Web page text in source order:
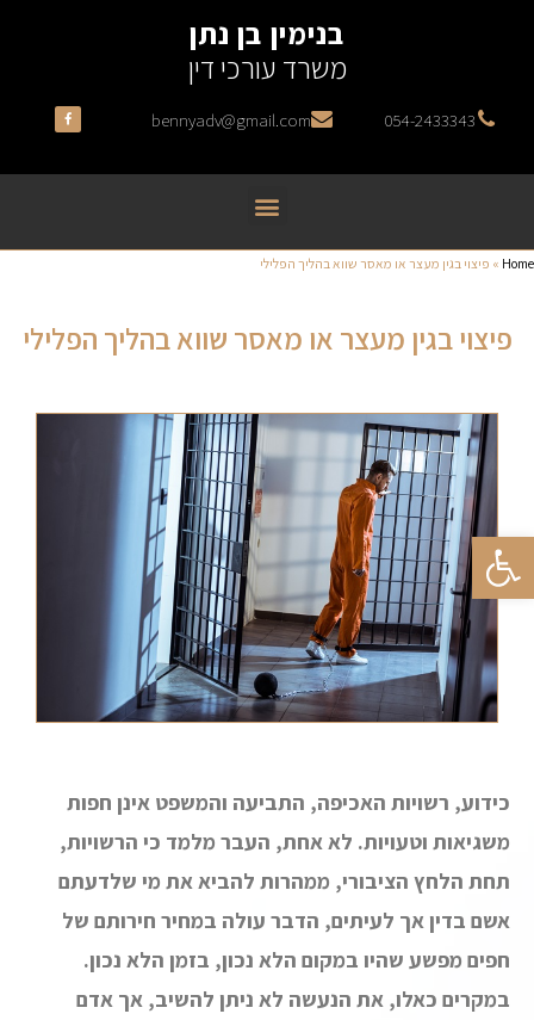
פתח סרגל נגישות
בנימין בן נתן
משרד עורכי דין
054-2433343
bennyadv@gmail.com
Home
» פיצוי בגין מעצר או מאסר שווא בהליך הפלילי
פיצוי בגין מעצר או מאסר שווא בהליך הפלילי
כידוע, רשויות האכיפה, התביעה והמשפט אינן חפות
משגיאות וטעויות. לא אחת, העבר מלמד כי הרשויות,
תחת הלחץ הציבורי, ממהרות להביא את מי שלדעתם
אשם בדין אך לעיתים, הדבר עולה במחיר חירותם של
חפים מפשע שהיו במקום הלא נכון, בזמן הלא נכון.
במקרים כאלו, את הנעשה לא ניתן להשיב, אך אדם